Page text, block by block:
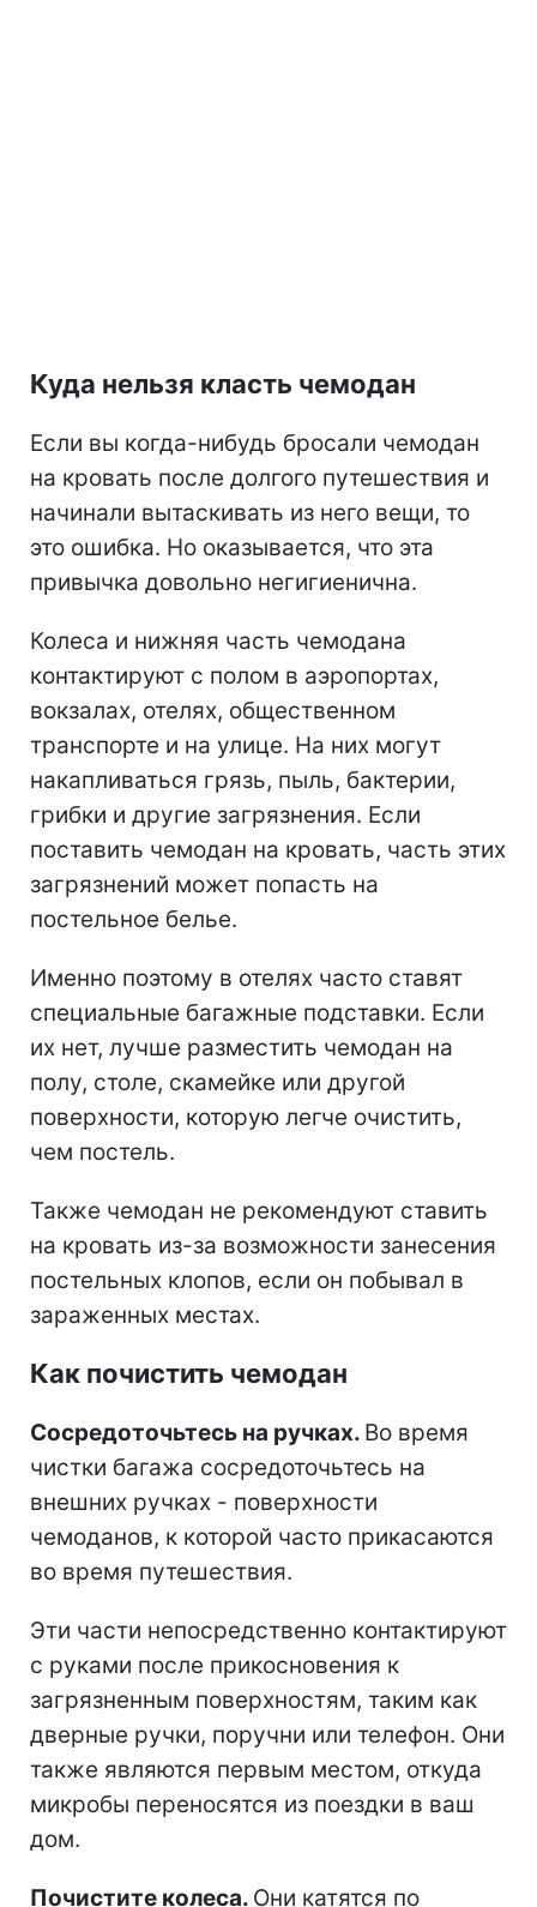
Куда нельзя класть чемодан
Если вы когда-нибудь бросали чемодан
на кровать после долгого путешествия и
начинали вытаскивать из него вещи, то
это ошибка. Но оказывается, что эта
привычка довольно негигиенична.
Колеса и нижняя часть чемодана
контактируют с полом в аэропортах,
вокзалах, отелях, общественном
транспорте и на улице. На них могут
накапливаться грязь, пыль, бактерии,
грибки и другие загрязнения. Если
поставить чемодан на кровать, часть этих
загрязнений может попасть на
постельное белье.
Именно поэтому в отелях часто ставят
специальные багажные подставки. Если
их нет, лучше разместить чемодан на
полу, столе, скамейке или другой
поверхности, которую легче очистить,
чем постель.
Также чемодан не рекомендуют ставить
на кровать из-за возможности занесения
постельных клопов, если он побывал в
зараженных местах.
Как почистить чемодан
Сосредоточьтесь на ручках. Во время
чистки багажа сосредоточьтесь на
внешних ручках - поверхности
чемоданов, к которой часто прикасаются
во время путешествия.
Эти части непосредственно контактируют
с руками после прикосновения к
загрязненным поверхностям, таким как
дверные ручки, поручни или телефон. Они
также являются первым местом, откуда
микробы переносятся из поездки в ваш
дом.
Почистите колеса. Они катятся по